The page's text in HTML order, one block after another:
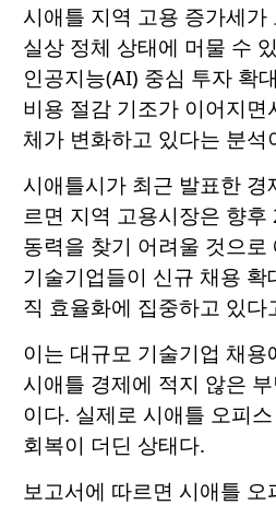
시애틀 지역 고용 증가세
실상 정체 상태에 머물 수
인공지능(AI) 중심 투자 확
비용 절감 기조가 이어지
체가 변화하고 있다는 분석
시애틀시가 최근 발표한
르면 지역 고용시장은 향
동력을 찾기 어려울 것으로
기술기업들이 신규 채용 확
직 효율화에 집중하고 있다
이는 대규모 기술기업 채용
시애틀 경제에 적지 않은
이다. 실제로 시애틀 오피
회복이 더딘 상태다.
보고서에 따르면 시애틀